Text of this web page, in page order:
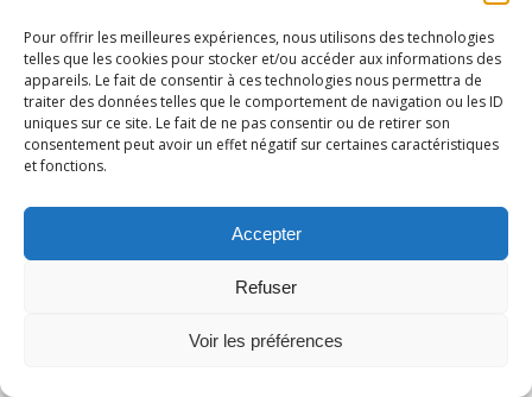
Pour offrir les meilleures expériences, nous utilisons des technologies
telles que les cookies pour stocker et/ou accéder aux informations des
appareils. Le fait de consentir à ces technologies nous permettra de
traiter des données telles que le comportement de navigation ou les ID
uniques sur ce site. Le fait de ne pas consentir ou de retirer son
consentement peut avoir un effet négatif sur certaines caractéristiques
et fonctions.
Accepter
Refuser
Voir les préférences